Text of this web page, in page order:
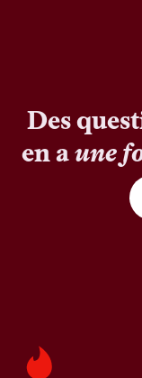
Des
en aune